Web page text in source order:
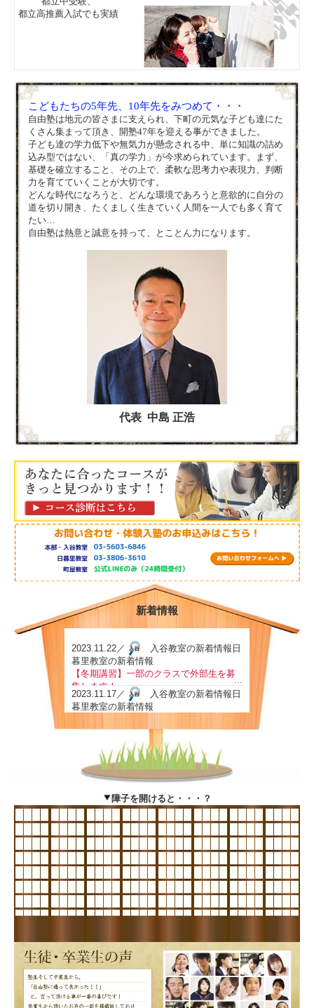
都立高推薦入試でも実績
こどもたちの5年先、10年先をみつめて・・・
自由塾は地元の皆さまに支えられ、下町の元気な子ども達にた
くさん集まって頂き、開塾47年を迎える事ができました。
子ども達の学力低下や無気力が懸念される中、単に知識の詰め
込み型ではない、「真の学力」が今求められています。まず、
基礎を確立すること、その上で、柔軟な思考力や表現力、判断
力を育てていくことが大切です。
どんな時代になろうと、どんな環境であろうと意欲的に自分の
道を切り開き、たくましく生きていく人間を一人でも多く育て
たい…
自由塾は熱意と誠意を持って、とことん力になります。
代表 中島 正浩
新着情報
2023.11.22／
入谷教室の新着情報日
暮里教室の新着情報
【冬期講習】一部のクラスで外部生を募
集します！
...
2023.11.17／
入谷教室の新着情報日
暮里教室の新着情報
対策講座』のご案内～都立高校入試でも
入谷教室の新着情報日
暮里教室の新着情報
学校別2024年度入試情報シリーズ⑩『京
華中学校・高等学校』
入谷教室の新着情報日
暮里教室の新着情報
学校別2024年度入試情報シリーズ⑨『女
子聖学院中学校・高等学校』
華商業高等学校』
...
2023.11.1／
入谷教室の新着情報日
込高等学校』
...
障子を開けると・・・？